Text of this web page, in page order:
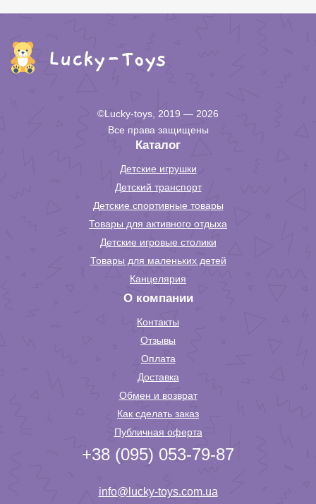
©Lucky-toys, 2019 — 2026
Все права защищены
Каталог
Детские игрушки
Детский транспорт
Детские спортивные товары
Товары для активного отдыха
Детские игровые столики
Товары для маленьких детей
Канцелярия
О компании
Контакты
Отзывы
Оплата
Доставка
Обмен и возврат
Как сделать заказ
Публичная оферта
+38 (095) 053-79-87
info@lucky-toys.com.ua